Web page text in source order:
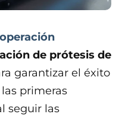
de prótesis de
garantizar el éxito
primeras
seguir las